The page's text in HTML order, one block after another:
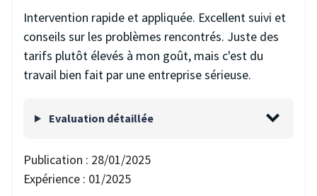
Intervention rapide et appliquée. Excellent suivi et
conseils sur les problèmes rencontrés. Juste des
tarifs plutôt élevés à mon goût, mais c'est du
travail bien fait par une entreprise sérieuse.
Evaluation détaillée
Publication : 28/01/2025
Expérience : 01/2025